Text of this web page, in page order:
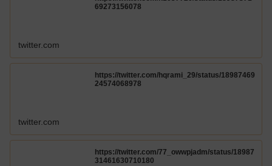
69273156078
twitter.com
https://twitter.com/hqrami_29/status/18987469
24574068978
twitter.com
https://twitter.com/77_owwpjadm/status/18987
31461630710180